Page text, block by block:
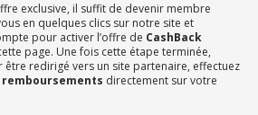
exclusive, il suffit de devenir membre
en quelques clics sur notre site et
pour activer l’offre de CashBack
page. Une fois cette étape terminée,
être redirigé vers un site partenaire, effectuez
remboursements directement sur votre